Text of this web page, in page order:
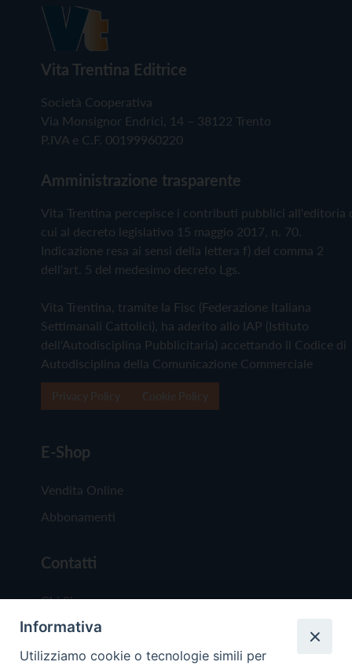
Vita Trentina Editrice
Società Cooperativa
Via Monsignor Endrici, 14 – 38122 Trento
P.IVA e C.F. 00199960220
Amministrazione trasparente
Vita Trentina percepisce i contributi pubblici all'editoria
cui al decreto legislativo 15 maggio 2017, n. 70.
Indicazione resa ai sensi della lettera f) del comma 2
dell'art. 5 del medesimo decreto Lgs.
Vita Trentina, tramite la Fisc (Federazione Italiana
Settimanali Cattolici), ha aderito allo IAP (Istituto
dell'Autodisciplina Pubblicitaria) accettando il Codice di
Autodisciplina della Comunicazione Commerciale
E-Shop
Vendita Online
Abbonamenti
Contatti
Chi Siamo
Redazione
Scrivici
Informativa
Utilizziamo cookie o tecnologie simili per